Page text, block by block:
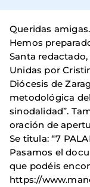
Queridas
Hemos
Santa
Unidas por
Diócesis de
metodológica
sinodalidad”.
oración de
Se titula: “7
Pasamos el
que podéis
https://